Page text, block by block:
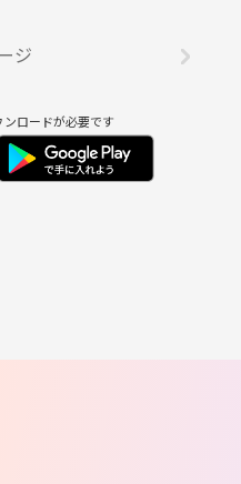
ジ
ロードが必要です